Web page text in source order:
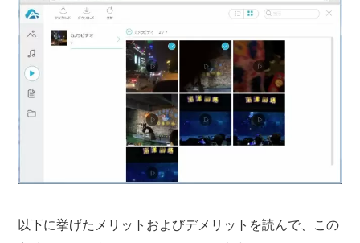
以下に挙げたメリットおよびデメリットを読んで、この